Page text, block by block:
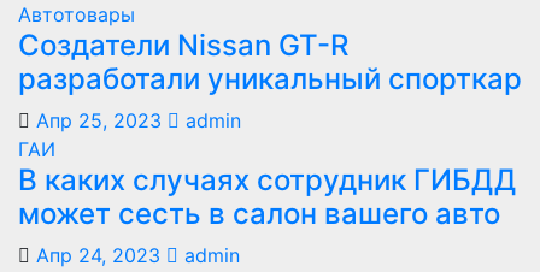
Автотовары
Создатели Nissan GT-R
разработали уникальный спорткар
Апр 25, 2023
admin
ГАИ
В каких случаях сотрудник ГИБДД
может сесть в салон вашего авто
Апр 24, 2023
admin